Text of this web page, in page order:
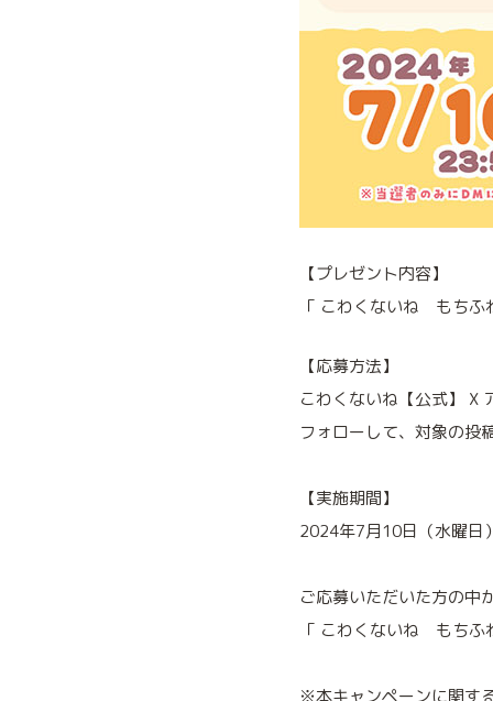
【プレゼント内容】
「 こわくないね もちふ
【応募方法】
こわくないね【公式】 X
フォローして、対象の投
【実施期間】
2024年7月10日（水曜日
ご応募いただいた方の中
「 こわくないね もちふ
※本キャンペーンに関す